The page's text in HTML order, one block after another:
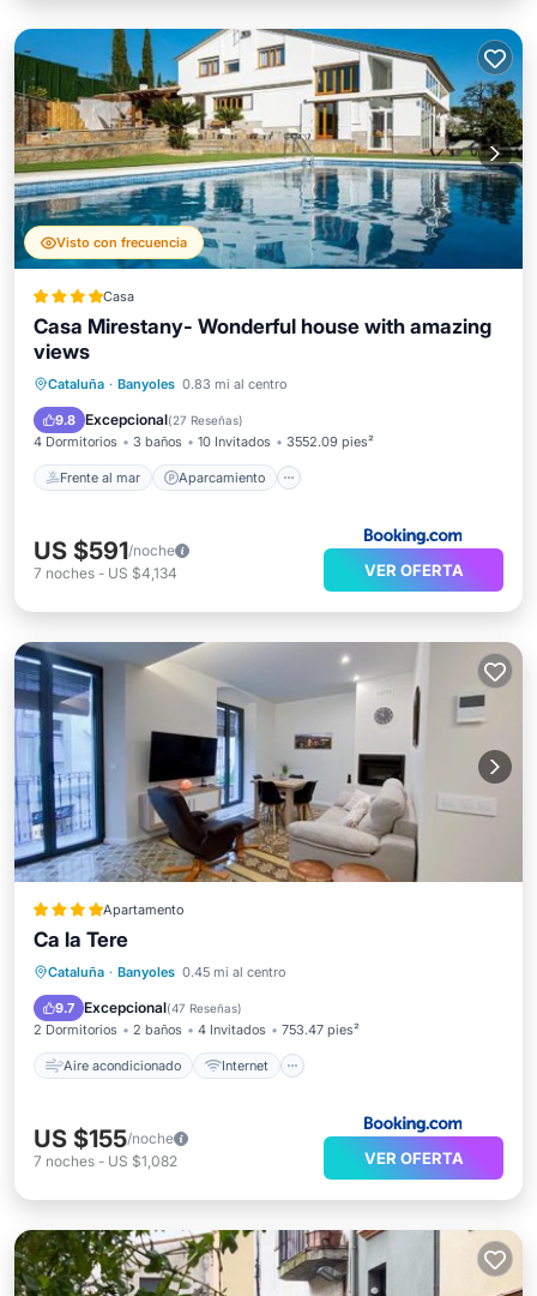
Visto con frecuencia
Casa
Casa Mirestany- Wonderful house with amazing
views
Cataluña · Banyoles 0.83 mi al centro
9.8 Excepcional(27 Reseñas)
4 Dormitorios 3 baños 10 Invitados 3552.09 pies²
Frente al mar Aparcamiento
Frente al mar Aparcamiento
Vista al mar
US $591/noche
7 noches - US $4,134 VER OFERTA
Apartamento
Ca la Tere
Cataluña · Banyoles 0.45 mi al centro
9.7 Excepcional(47 Reseñas)
2 Dormitorios 2 baños 4 Invitados 753.47 pies²
Aire acondicionado Internet
Aire acondicionado
Se admiten mascotas
US $155/noche
7 noches - US $1,082 VER OFERTA